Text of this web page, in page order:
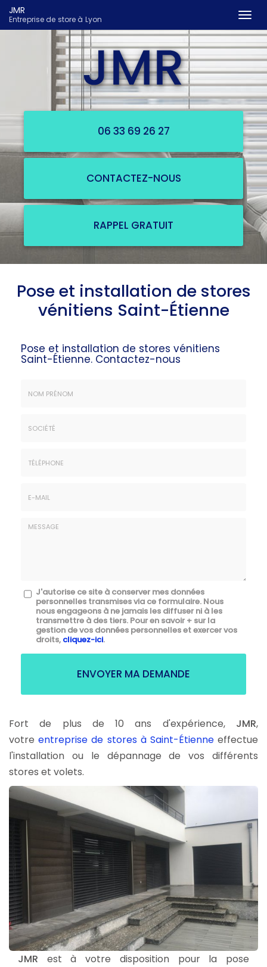
JMR
Entreprise de store à Lyon
06 33 69 26 27
CONTACTEZ-NOUS
RAPPEL GRATUIT
Pose et installation de stores
vénitiens Saint-Étienne
Pose et installation de stores vénitiens
Saint-Étienne. Contactez-nous
Message
J'autorise ce site à conserver mes données
personnelles transmises via ce formulaire. Nous
nous engageons à ne jamais les diffuser ni à les
transmettre à des tiers. Pour en savoir + sur la
gestion de vos données personnelles et exercer vos
droits, cliquez-ici.
Acceptation
ENVOYER MA DEMANDE
Fort de plus de 10 ans d'expérience, JMR,
votreentreprise de stores à Saint-Étienneeffectue
l'installation ou le dépannage de vos différents
stores et volets.
JMR est à votre disposition pour la pose